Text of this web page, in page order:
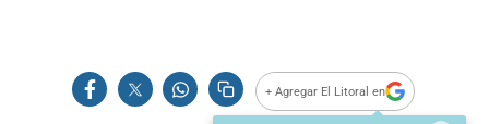
+ Agregar El Litoral en